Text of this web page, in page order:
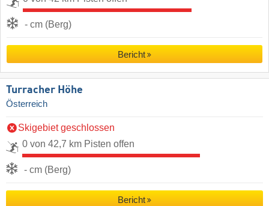
- cm (Berg)
Bericht
Turracher Höhe
Österreich
Skigebiet geschlossen
0 von 42,7 km Pisten offen
- cm (Berg)
Bericht